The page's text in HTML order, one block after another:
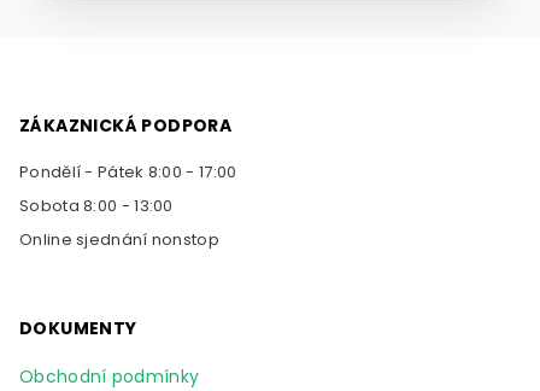
ZÁKAZNICKÁ PODPORA
Pondělí - Pátek 8:00 - 17:00
Sobota 8:00 - 13:00
Online sjednání nonstop
DOKUMENTY
Obchodní podmínky